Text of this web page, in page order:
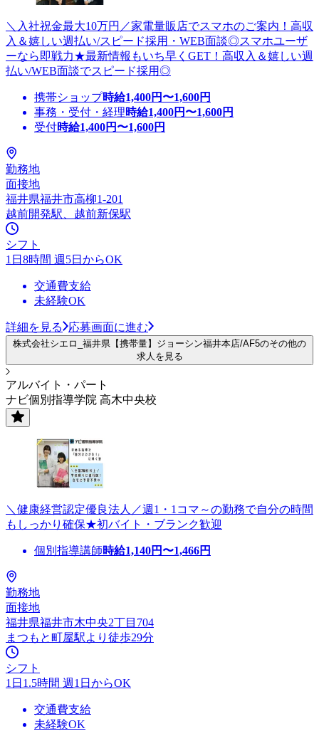
＼入社祝金最大10万円／家電量販店でスマホのご案内！高収
入＆嬉しい週払い/スピード採用・WEB面談◎スマホユーザ
ーなら即戦力★最新情報もいち早くGET！高収入＆嬉しい週
払い/WEB面談でスピード採用◎
携帯ショップ時給1,400円〜1,600円
事務・受付・経理時給1,400円〜1,600円
受付時給1,400円〜1,600円
勤務地
面接地
福井県福井市高柳1-201
越前開発駅、越前新保駅
シフト
1日8時間 週5日からOK
交通費支給
未経験OK
詳細を見る 応募画面に進む
株式会社シエロ_福井県【携帯量】ジョーシン福井本店/AF5のその他の
求人を見る
アルバイト・パート
ナビ個別指導学院 高木中央校
＼健康経営認定優良法人／週1・1コマ～の勤務で自分の時間
もしっかり確保★初バイト・ブランク歓迎
個別指導講師時給1,140円〜1,466円
勤務地
面接地
福井県福井市木中央2丁目704
まつもと町屋駅より徒歩29分
シフト
1日1.5時間 週1日からOK
交通費支給
未経験OK